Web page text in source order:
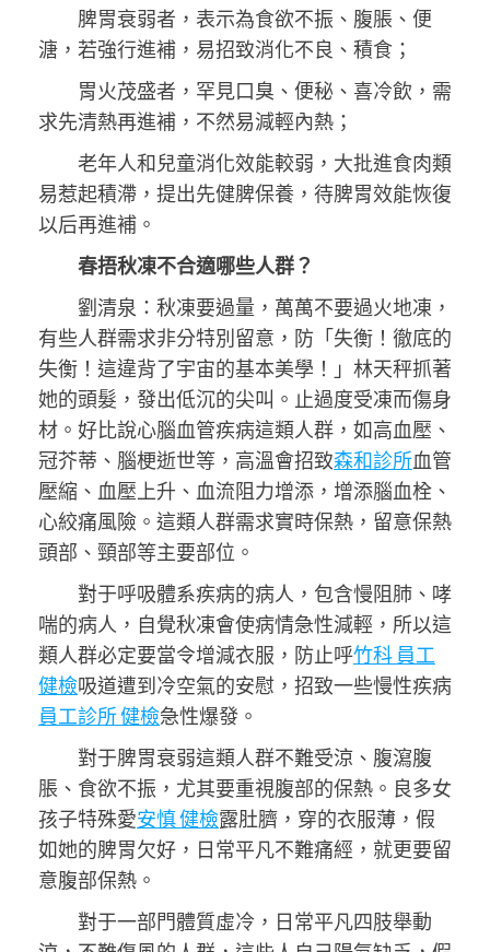
脾胃衰弱者，表示為食欲不振、腹脹、便
溏，若強行進補，易招致消化不良、積食；
胃火茂盛者，罕見口臭、便秘、喜冷飲，需
求先清熱再進補，不然易減輕內熱；
老年人和兒童消化效能較弱，大批進食肉類
易惹起積滯，提出先健脾保養，待脾胃效能恢復
以后再進補。
春捂秋凍不合適哪些人群？
劉清泉：秋凍要過量，萬萬不要過火地凍，
有些人群需求非分特別留意，防「失衡！徹底的
失衡！這違背了宇宙的基本美學！」林天秤抓著
她的頭髮，發出低沉的尖叫。止過度受凍而傷身
材。好比說心腦血管疾病這類人群，如高血壓、
冠芥蒂、腦梗逝世等，高溫會招致森和診所血管
壓縮、血壓上升、血流阻力增添，增添腦血栓、
心絞痛風險。這類人群需求實時保熱，留意保熱
頭部、頸部等主要部位。
對于呼吸體系疾病的病人，包含慢阻肺、哮
喘的病人，自覺秋凍會使病情急性減輕，所以這
類人群必定要當令增減衣服，防止呼竹科 員工
健檢吸道遭到冷空氣的安慰，招致一些慢性疾病
員工診所 健檢急性爆發。
對于脾胃衰弱這類人群不難受涼、腹瀉腹
脹、食欲不振，尤其要重視腹部的保熱。良多女
孩子特殊愛安慎 健檢露肚臍，穿的衣服薄，假
如她的脾胃欠好，日常平凡不難痛經，就更要留
意腹部保熱。
對于一部門體質虛冷，日常平凡四肢舉動